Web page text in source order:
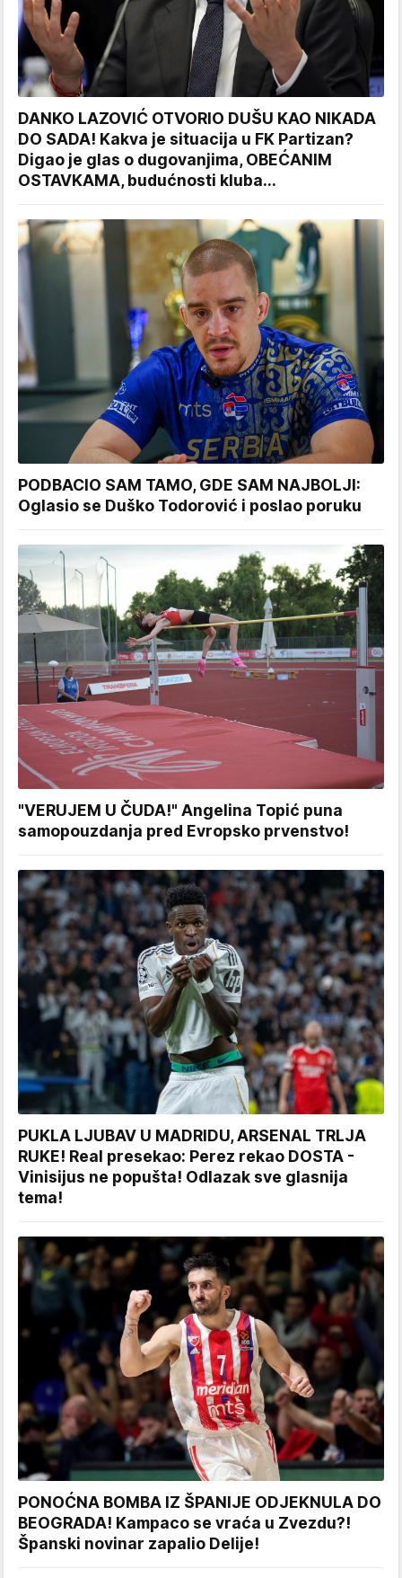
DANKO LAZOVIĆ OTVORIO DUŠU KAO NIKADA
DO SADA! Kakva je situacija u FK Partizan?
Digao je glas o dugovanjima, OBEĆANIM
OSTAVKAMA, budućnosti kluba...
PODBACIO SAM TAMO, GDE SAM NAJBOLJI:
Oglasio se Duško Todorović i poslao poruku
"VERUJEM U ČUDA!" Angelina Topić puna
samopouzdanja pred Evropsko prvenstvo!
PUKLA LJUBAV U MADRIDU, ARSENAL TRLJA
RUKE! Real presekao: Perez rekao DOSTA -
Vinisijus ne popušta! Odlazak sve glasnija
tema!
PONOĆNA BOMBA IZ ŠPANIJE ODJEKNULA DO
BEOGRADA! Kampaco se vraća u Zvezdu?!
Španski novinar zapalio Delije!